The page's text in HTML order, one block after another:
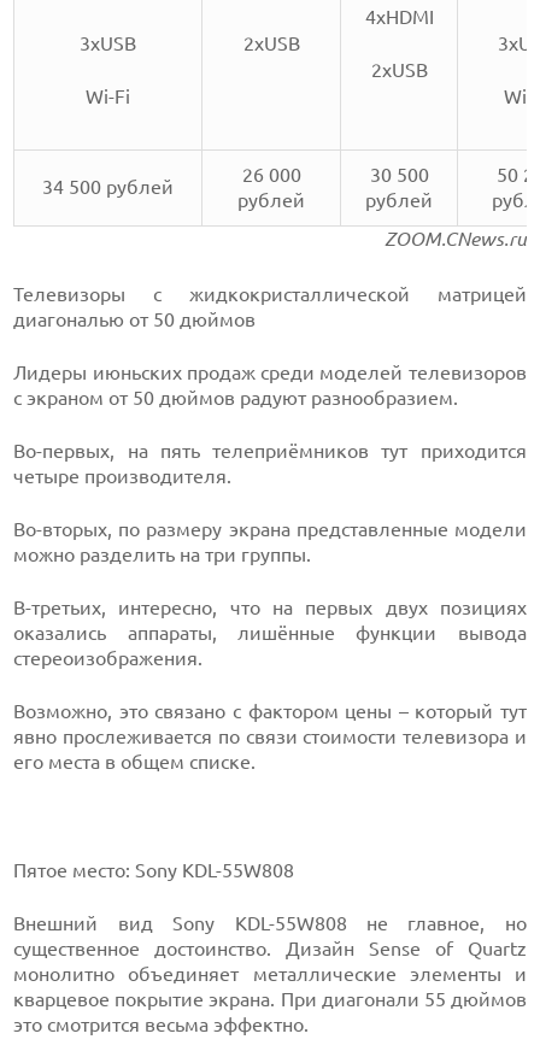
3xUSB
Wi-Fi
2xUSB
4xHDMI
2xUSB
Wi-
34 500 рублей
26 000
рублей
30 500
рублей
50
ZOOM.CNews.ru
Телевизоры с жидкокристаллической матрицей
диагональю от 50 дюймов
Лидеры июньских продаж среди моделей телевизоров
с экраном от 50 дюймов радуют разнообразием.
Во-первых, на пять телеприёмников тут приходится
четыре производителя.
Во-вторых, по размеру экрана представленные модели
можно разделить на три группы.
В-третьих, интересно, что на первых двух позициях
оказались аппараты, лишённые функции вывода
стереоизображения.
Возможно, это связано с фактором цены – который тут
явно прослеживается по связи стоимости телевизора и
его места в общем списке.
Пятое место: Sony KDL-55W808
Внешний вид Sony KDL-55W808 не главное, но
существенное достоинство. Дизайн Sense of Quartz
монолитно объединяет металлические элементы и
кварцевое покрытие экрана. При диагонали 55 дюймов
это смотрится весьма эффектно.